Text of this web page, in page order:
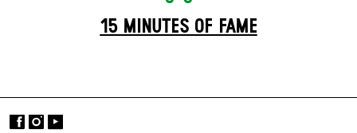
15 MINUTES OF FAME